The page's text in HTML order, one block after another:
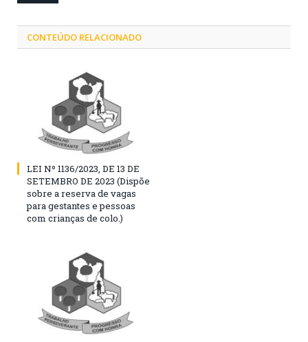
CONTEÚDO RELACIONADO
LEI Nº 1136/2023, DE 13 DE
SETEMBRO DE 2023 (Dispõe
sobre a reserva de vagas
para gestantes e pessoas
com crianças de colo.)